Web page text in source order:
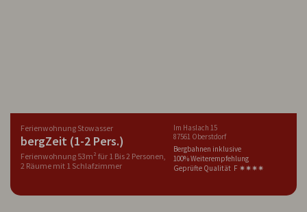
Ferienwohnung Stowasser
bergZeit (1-2 Pers.)
Ferienwohnung 53m² für 1 Bis 2 Personen,
2 Räume mit 1 Schlafzimmer
Im Haslach 15
87561 Oberstdorf
Bergbahnen inklusive
100% Weiterempfehlung
Geprüfte Qualität F ✷✷✷✷